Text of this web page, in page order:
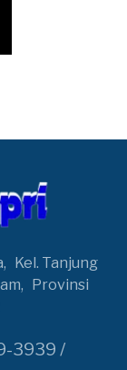
Kel. Tanjung
Provinsi
3939 /